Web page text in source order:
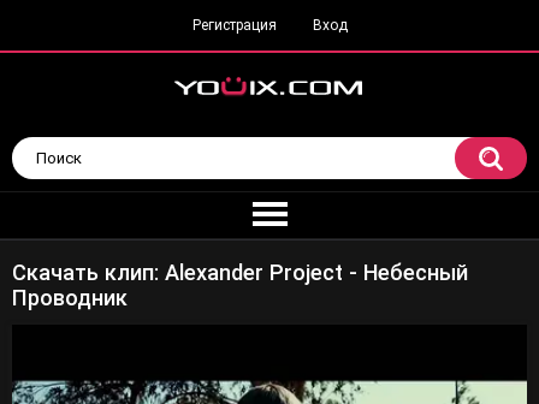
Регистрация Вход
Скачать клип: Alexander Project - Небесный
Проводник